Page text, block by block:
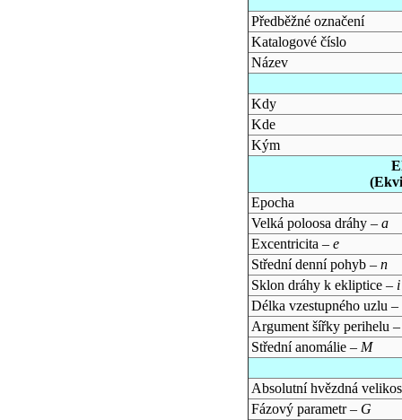
Předběžné označení
Katalogové číslo
Název
Kdy
Kde
Kým
Epocha
Velká poloosa dráhy – a
Excentricita – e
Střední denní pohyb – n
Sklon dráhy k ekliptice – i
Délka vzestupného uzlu –
Argument šířky perihelu
Střední anomálie – M
Absolutní hvězdná
Fázový parametr – G